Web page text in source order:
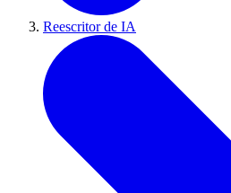
Reescritor de IA